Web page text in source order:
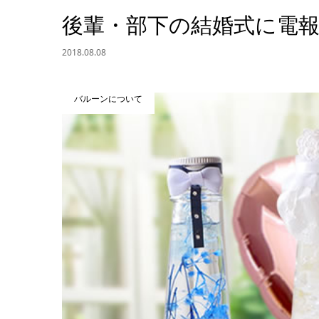
後輩・部下の結婚式に電
2018.08.08
バルーンについて